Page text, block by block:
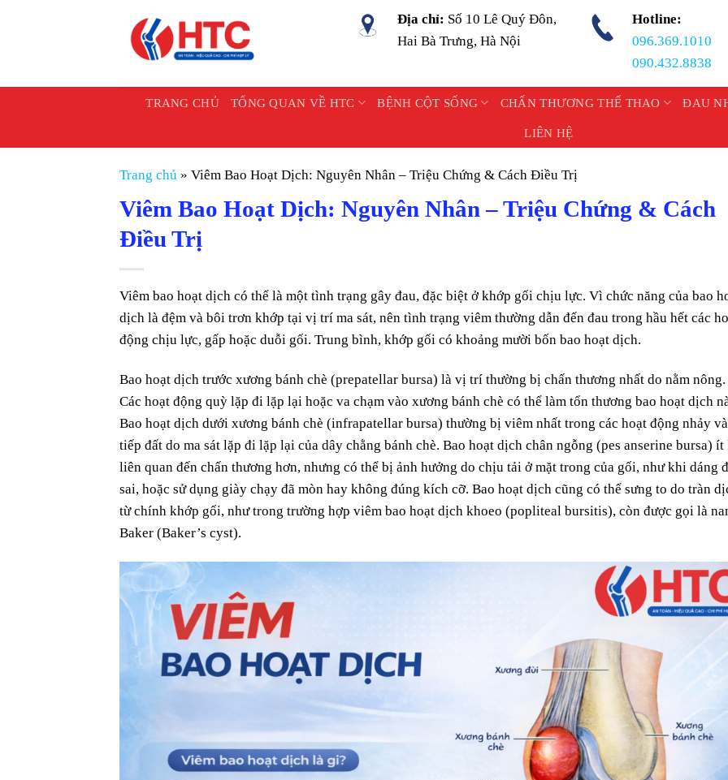
Địa chỉ: Số 10 Lê Quý Đôn,
Hai Bà Trưng, Hà Nội
Hotline:
096.369.1010
090.432.8838
TRANG CHỦ TỔNG QUAN VỀ HTC BỆNH CỘT SỐNG CHẤN THƯƠNG THỂ THAO ĐAU
LIÊN HỆ
Trang chủ » Viêm Bao Hoạt Dịch: Nguyên Nhân – Triệu Chứng & Cách Điều Trị
Viêm Bao Hoạt Dịch: Nguyên Nhân – Triệu Chứng & Cách
Điều Trị
Viêm bao hoạt dịch có thể là một tình trạng gây đau, đặc biệt ở khớp gối chịu lực. Vì chức năng của bao
dịch là đệm và bôi trơn khớp tại vị trí ma sát, nên tình trạng viêm thường dẫn đến đau trong hầu hết các
động chịu lực, gấp hoặc duỗi gối. Trung bình, khớp gối có khoảng mười bốn bao hoạt dịch.
Bao hoạt dịch trước xương bánh chè (prepatellar bursa) là vị trí thường bị chấn thương nhất do nằm nông.
Các hoạt động quỳ lặp đi lặp lại hoặc va chạm vào xương bánh chè có thể làm tổn thương bao hoạt dịch
Bao hoạt dịch dưới xương bánh chè (infrapatellar bursa) thường bị viêm nhất trong các hoạt động nhảy và
tiếp đất do ma sát lặp đi lặp lại của dây chằng bánh chè. Bao hoạt dịch chân ngỗng (pes anserine bursa)
liên quan đến chấn thương hơn, nhưng có thể bị ảnh hưởng do chịu tải ở mặt trong của gối, như khi dáng
sai, hoặc sử dụng giày chạy đã mòn hay không đúng kích cỡ. Bao hoạt dịch cũng có thể sưng to do tràn
từ chính khớp gối, như trong trường hợp viêm bao hoạt dịch khoeo (popliteal bursitis), còn được gọi là
Baker (Baker’s cyst).